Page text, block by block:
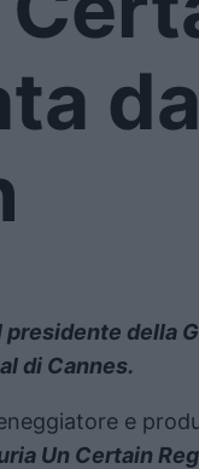
presidente della
di Cannes.
e
Un Certain